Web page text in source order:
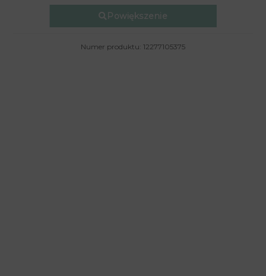
Powiększenie
Numer produktu: 12277105375